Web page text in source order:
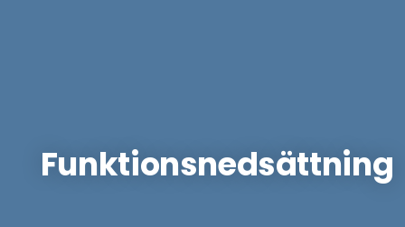
Funktionsnedsättning